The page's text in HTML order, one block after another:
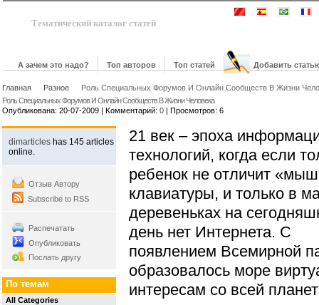
Тематический каталог статей
А зачем это надо? Топ авторов Топ статей Добавить
Главная Разное
Роль Специальных Форумов И Онлайн Сообществ В Жизни
Роль Специальных Форумов И Онлайн Сообществ В Жизни Человека
Опубликована: 20-07-2009 | Kомментарий: 0 | Просмотров: 6
21 век – эпоха
технологий, когда если
ребенок не отличит
клавиатуры, и только в
деревеньках на
день нет Интернета. С
появлением Всемирной
образовалось море
интересам со всей
dimarticles has 145 articles
online.
Отзыв Автору
Subscribe to RSS
Распечатать
Опубликовать
Послать другу
По темам
All Categories